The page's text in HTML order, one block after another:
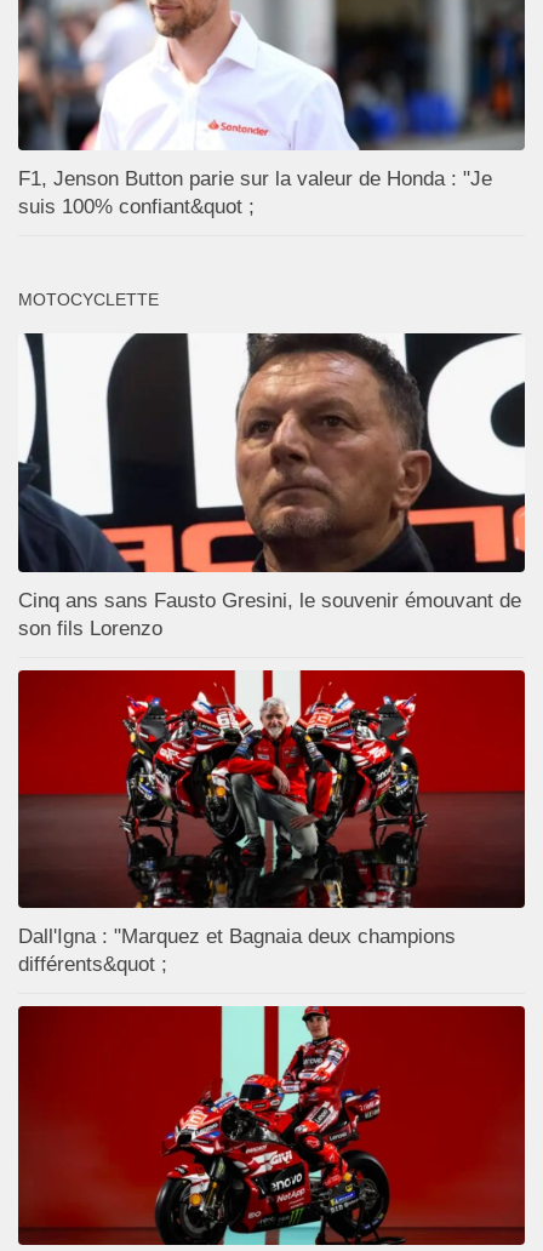
F1, Jenson Button parie sur la valeur de Honda : "Je
suis 100% confiant&quot ;
MOTOCYCLETTE
Cinq ans sans Fausto Gresini, le souvenir émouvant de
son fils Lorenzo
Dall'Igna : "Marquez et Bagnaia deux champions
différents&quot ;